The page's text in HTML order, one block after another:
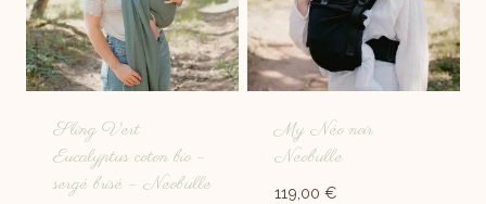
Sling Vert
Eucalyptus coton bio –
sergé brisé – Neobulle
My Néo noir
Neobulle
119,00 €